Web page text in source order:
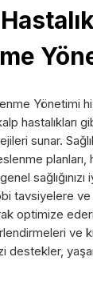
Yönetimi
hastalıkları
sunar.
planları,
sağlığınızı
tavsiyelere
optimize
ve
destekler,